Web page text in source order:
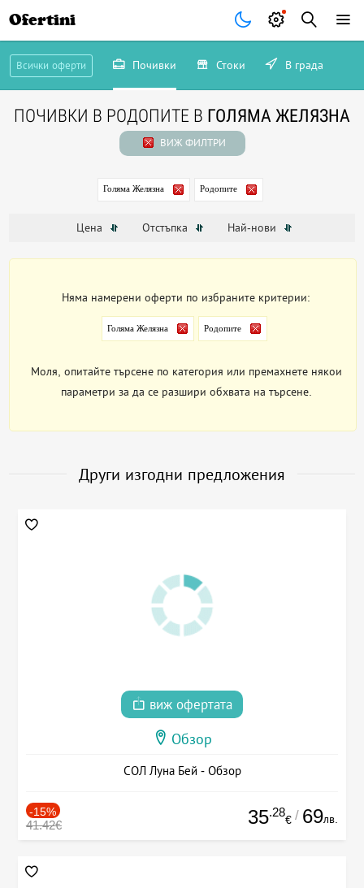
Ofertini
Всички оферти Почивки Стоки В града
ПОЧИВКИ В РОДОПИТЕ В ГОЛЯМА ЖЕЛЯЗНА
ВИЖ ФИЛТРИ
Голяма Желязна Родопите
Цена Отстъпка Най-нови
Няма намерени оферти по избраните критерии:
Голяма Желязна Родопите
Моля, опитайте търсене по категория или премахнете някои
параметри за да се разшири обхвата на търсене.
Други изгодни предложения
виж офертата
Обзор
СОЛ Луна Бей - Обзор
-15%
41.42€ 35.28
€ / 69лв.